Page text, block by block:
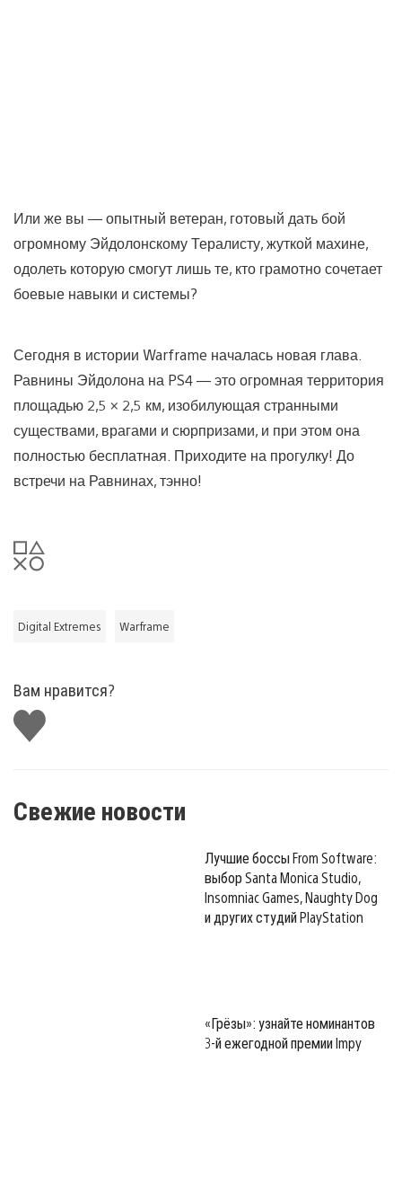
Или же вы — опытный ветеран, готовый дать бой
огромному Эйдолонскому Тералисту, жуткой махине,
одолеть которую смогут лишь те, кто грамотно сочетает
боевые навыки и системы?
Сегодня в истории Warframe началась новая глава.
Равнины Эйдолона на PS4 — это огромная территория
площадью 2,5 × 2,5 км, изобилующая странными
существами, врагами и сюрпризами, и при этом она
полностью бесплатная. Приходите на прогулку! До
встречи на Равнинах, тэнно!
Digital Extremes Warframe
Вам нравится?
Поставить
лайк
Свежие новости
Лучшие боссы From Software:
выбор Santa Monica Studio,
Insomniac Games, Naughty Dog
и других студий PlayStation
«Грёзы»: узнайте номинантов
3-й ежегодной премии Impy